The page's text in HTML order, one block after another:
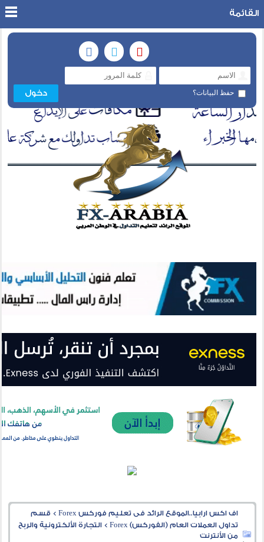
حفظ البيانات؟
القائمة
اف اكس ارابيا..الموقع الرائد فى تعليم فوركس Forex > قسم
تداول العملات العام (الفوركس) Forex
>التجارة الألكترونية والربح
من الأنترنت